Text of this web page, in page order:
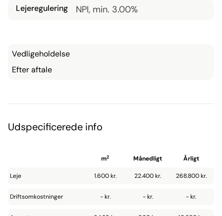
Lejeregulering NPI, min. 3.00%
Vedligeholdelse
Efter aftale
Udspecificerede info
m2 Månedligt Årligt
Leje 1.600 kr. 22.400 kr. 268.800 kr.
Driftsomkostninger - kr. - kr. - kr.